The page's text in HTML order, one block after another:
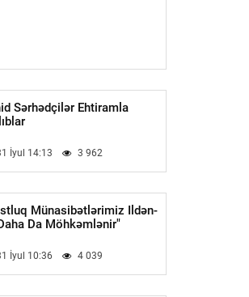
Sərhədçilər Ehtiramla
İyul 14:13 3 962
Münasibətlərimiz Ildən-
Da Möhkəmlənir"
İyul 10:36 4 039